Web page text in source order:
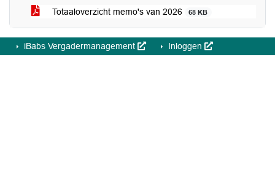
Totaaloverzicht memo's van 2026
68 KB
iBabs Vergadermanagement Inloggen